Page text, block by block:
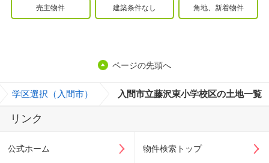
売主物件 建築条件なし 角地、新着物件
ページの先頭へ
学区選択（入間市） 入間市立藤沢東小学校区の土地一覧
リンク
公式ホーム 物件検索トップ